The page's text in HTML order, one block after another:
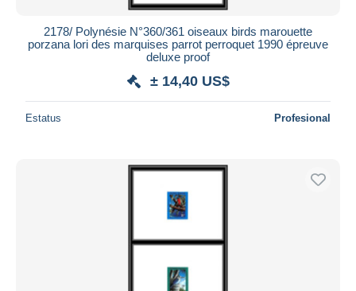
2178/ Polynésie N°360/361 oiseaux birds marouette
porzana lori des marquises parrot perroquet 1990 épreuve
deluxe proof
± 14,40 US$
Estatus Profesional